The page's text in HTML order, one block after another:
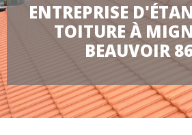
ENTREPRISE
TOITURE À
BEAUVOIR